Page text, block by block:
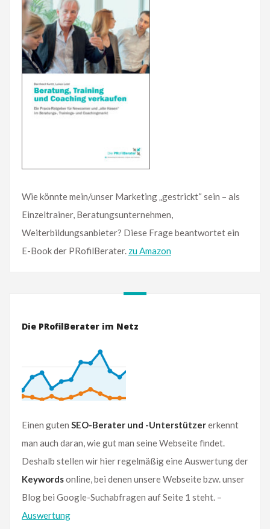
Wie könnte mein/unser Marketing „gestrickt“ sein – als
Einzeltrainer, Beratungsunternehmen,
Weiterbildungsanbieter? Diese Frage beantwortet ein
E-Book der PRofilBerater. zu Amazon
Die PRofilBerater im Netz
Einen guten SEO-Berater und -Unterstützererkennt
man auch daran, wie gut man seine Webseite findet.
Deshalb stellen wir hier regelmäßig eine Auswertung der
Keywordsonline, bei denen unsere Webseite bzw. unser
Blog bei Google-Suchabfragen auf Seite 1 steht. –
Auswertung